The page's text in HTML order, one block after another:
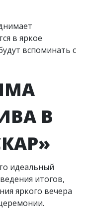
в яркое
вспоминать с
В
идеальный
итогов,
яркого вечера